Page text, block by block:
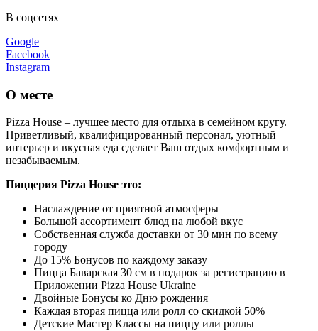
В соцсетях
Google
Facebook
Instagram
О месте
Pizza House – лучшее место для отдыха в семейном кругу.
Приветливый, квалифицированный персонал, уютный
интерьер и вкусная еда сделает Ваш отдых комфортным и
незабываемым.
Пиццерия Pizza House это:
Наслаждение от приятной атмосферы
Большой ассортимент блюд на любой вкус
Собственная служба доставки от 30 мин по всему
городу
До 15% Бонусов по каждому заказу
Пицца Баварская 30 см в подарок за регистрацию в
Приложении Pizza House Ukraine
Двойные Бонусы ко Дню рождения
Каждая вторая пицца или ролл со скидкой 50%
Детские Мастер Классы на пиццу или роллы